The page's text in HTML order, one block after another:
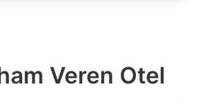
Veren Otel